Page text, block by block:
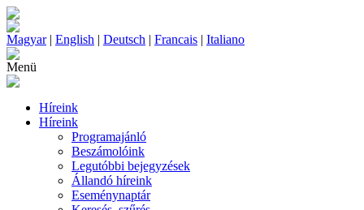
Magyar| English | Deutsch | Francais | Italiano
Menü
Híreink
Híreink
Programajánló
Beszámolóink
Legutóbbi bejegyzések
Állandó híreink
Eseménynaptár